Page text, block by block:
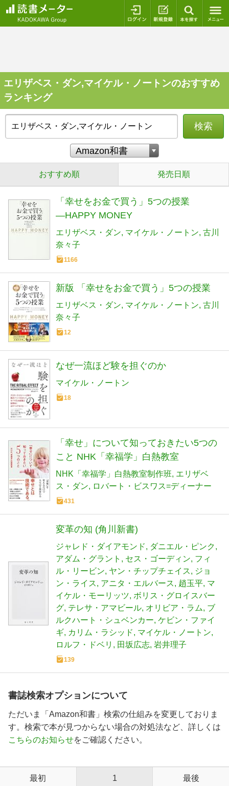
ログイン 新規登録
エリザベス・ダン,マイケル・ノートンのおすすめ
ランキング
検索
おすすめ順 発売日順
「幸せをお金で買う」5つの授業
―HAPPY MONEY
エリザベス・ダン マイケル・ノートン 古川
奈々子
1166
新版 「幸せをお金で買う」5つの授業
エリザベス・ダン マイケル・ノートン 古川
奈々子
12
なぜ一流ほど験を担ぐのか
マイケル・ノートン
18
「幸せ」について知っておきたい5つの
こと NHK「幸福学」白熱教室
NHK「幸福学」白熱教室制作班 エリザベ
ス・ダン
ロバート・ビスワス=ディーナー
431
変革の知 (角川新書)
ジャレド・ダイアモンド
ダニエル・ピンク
アダム・グラント
セス・ゴーディン フィ
ル・リービン ヤン・チップチェイス
ジョ
ン・ライス
アニタ・エルバース 趙玉平 マ
イケル・モーリッツ ボリス・グロイスバー
グ テレサ・アマビール オリビア・ラム
ブ
ルクハート・シュベンカー ケビン・ファイ
ギ カリム・ラシッド
マイケル・ノートン
ロルフ・ドベリ
田坂広志 岩井理子
139
書誌検索オプションについて
ただいま「Amazon和書」検索の仕組みを変更しておりま
す。検索で本が見つからない場合の対処法など、詳しくは
こちらのお知らせをご確認ください。
最初 1 最後